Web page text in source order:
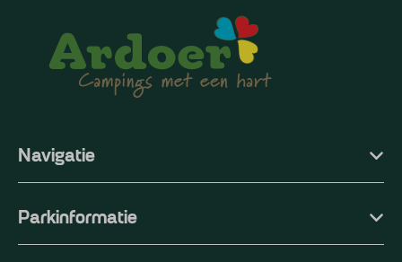
Navigatie
Parkinformatie